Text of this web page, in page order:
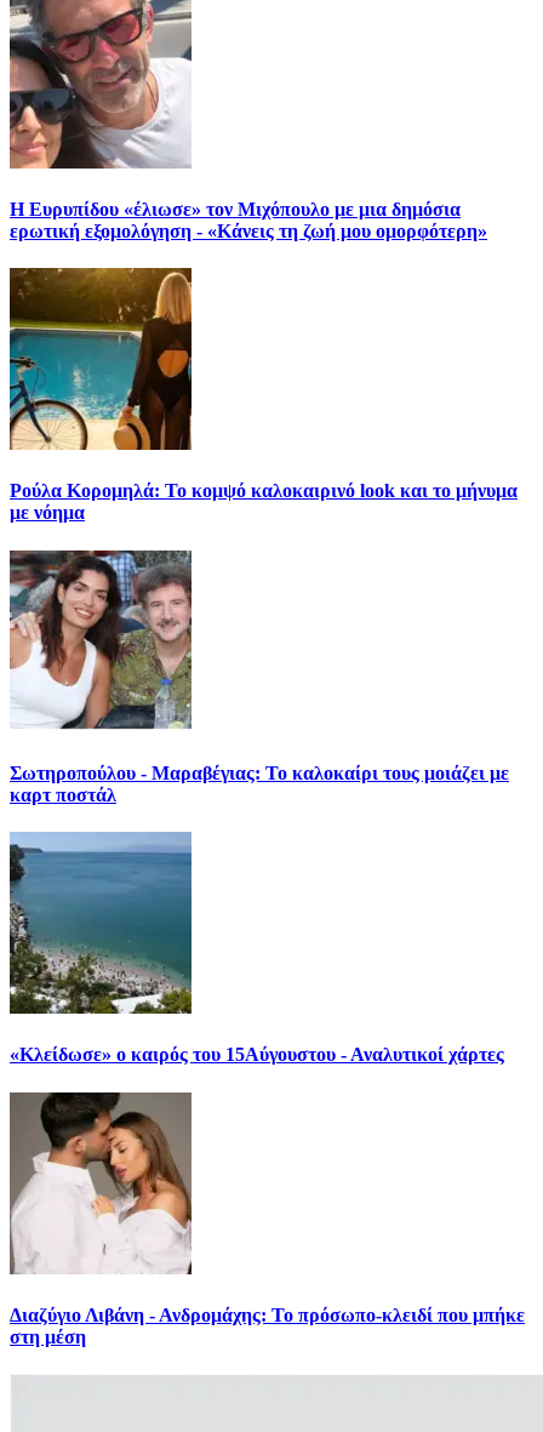
Η Ευρυπίδου «έλιωσε» τον Μιχόπουλο με μια δημόσια
ερωτική εξομολόγηση - «Κάνεις τη ζωή μου ομορφότερη»
Ρούλα Κορομηλά: Το κομψό καλοκαιρινό look και το μήνυμα
με νόημα
Σωτηροπούλου - Μαραβέγιας: Το καλοκαίρι τους μοιάζει με
καρτ ποστάλ
«Κλείδωσε» ο καιρός του 15Αύγουστου - Αναλυτικοί χάρτες
Διαζύγιο Λιβάνη - Ανδρομάχης: Το πρόσωπο-κλειδί που μπήκε
στη μέση